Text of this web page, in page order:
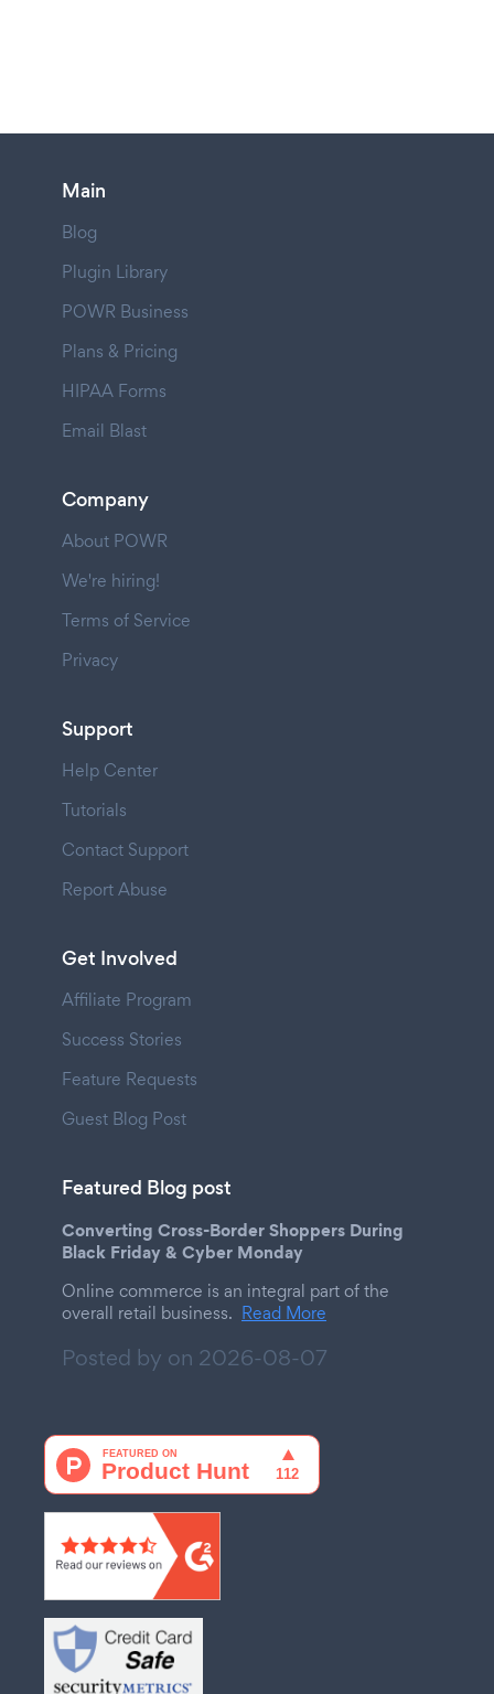
Main
Blog
Plugin Library
POWR Business
Plans & Pricing
HIPAA Forms
Email Blast
Company
About POWR
We're hiring!
Terms of Service
Privacy
Support
Help Center
Tutorials
Contact Support
Report Abuse
Get Involved
Affiliate Program
Success Stories
Feature Requests
Guest Blog Post
Featured Blog post
Converting Cross-Border Shoppers During
Black Friday & Cyber Monday
Online commerce is an integral part of the
overall retail business. Read More
Posted by on 2026-08-07